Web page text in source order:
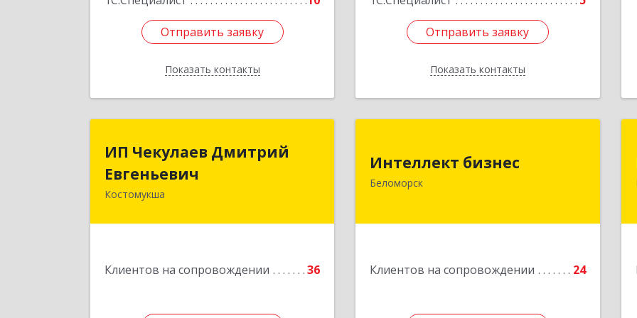
Отправить заявку
Показать контакты
Отправить заявку
Назад
Отправить заявку
Показать контакты
Отправить заявку
Назад
ИП Чекулаев Дмитрий
Евгеньевич
Костомукша
Клиентов на сопровождении 36
ИП Чекулаев Дмитрий
Евгеньевич
Интеллект бизнес
Беломорск
Клиентов на сопровождении 24